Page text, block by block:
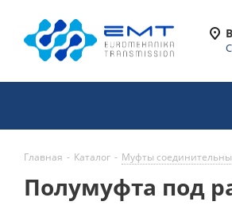
Главная - Каталог - Муфты
Полумуфта под